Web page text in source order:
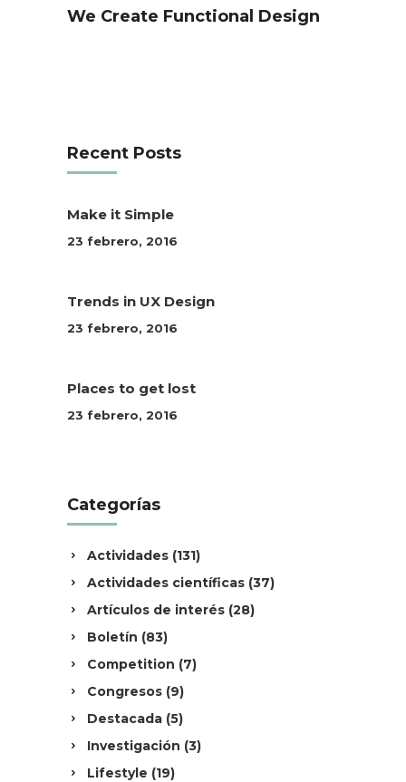
We Create Functional Design
Recent Posts
Make it Simple
23 febrero, 2016
Trends in UX Design
23 febrero, 2016
Places to get lost
23 febrero, 2016
Categorías
Actividades (131)
Actividades científicas (37)
Artículos de interés (28)
Boletín (83)
Competition (7)
Congresos (9)
Destacada (5)
Investigación (3)
Lifestyle (19)